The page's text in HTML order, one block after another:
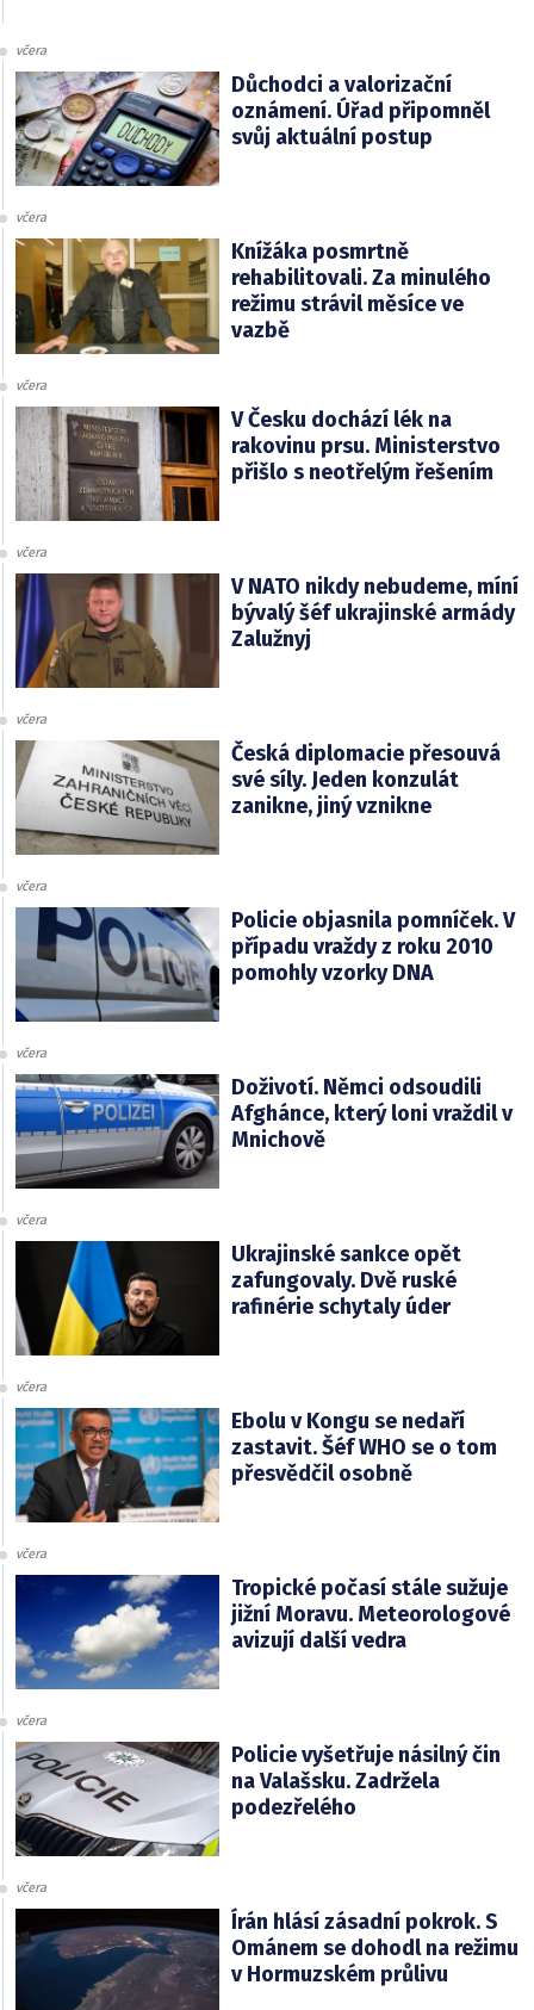
včera
Důchodci a valorizační
oznámení. Úřad připomněl
svůj aktuální postup
včera
Knížáka posmrtně
rehabilitovali. Za minulého
režimu strávil měsíce ve
vazbě
včera
V Česku dochází lék na
rakovinu prsu. Ministerstvo
přišlo s neotřelým řešením
včera
V NATO nikdy nebudeme, míní
bývalý šéf ukrajinské armády
Zalužnyj
včera
Česká diplomacie přesouvá
své síly. Jeden konzulát
zanikne, jiný vznikne
včera
Policie objasnila pomníček. V
případu vraždy z roku 2010
pomohly vzorky DNA
včera
Doživotí. Němci odsoudili
Afghánce, který loni vraždil v
Mnichově
včera
Ukrajinské sankce opět
zafungovaly. Dvě ruské
rafinérie schytaly úder
včera
Ebolu v Kongu se nedaří
zastavit. Šéf WHO se o tom
přesvědčil osobně
včera
Tropické počasí stále sužuje
jižní Moravu. Meteorologové
avizují další vedra
včera
Policie vyšetřuje násilný čin
na Valašsku. Zadržela
podezřelého
včera
Írán hlásí zásadní pokrok. S
Ománem se dohodl na režimu
v Hormuzském průlivu